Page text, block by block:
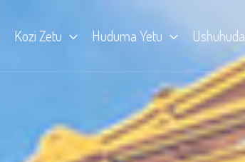
Kozi Zetu Huduma Yetu Ushuhuda